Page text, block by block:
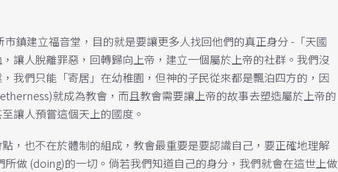
鎮建立福音堂，目的就是要讓更多人找回他們的真正身分 -「天國
讓人脫離罪惡，回轉歸向上帝，建立一個屬於上帝的社群。我們沒
我們只能「寄居」在幼稚園，但神的子民從來都是飄泊四方的，因
就成為教會，而且教會需要讓上帝的故事去塑造屬於上帝的
讓人預嘗這個天上的國度。
，也不在於體制的組成，教會最重要是要認識自己，要正確地理解
做 (doing)的一切。倘若我們知道自己的身分，我們就會在這世上做